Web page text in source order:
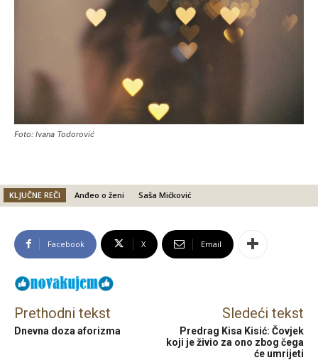
Foto: Ivana Todorović
KLJUČNE REČI Anđeo o ženi Saša Mićković
Facebook X Email
Prethodni tekst
Dnevna doza aforizma
Sledeći tekst
Predrag Kisa Kisić: Čovjek
koji je živio za ono zbog čega
će umrijeti